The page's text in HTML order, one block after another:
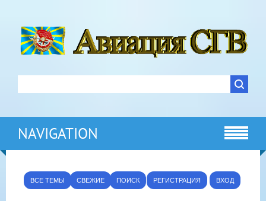
NAVIGATION
ВСЕ ТЕМЫ СВЕЖИЕ ПОИСК РЕГИСТРАЦИЯ ВХОД